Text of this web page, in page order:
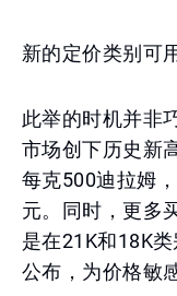
新的定价类别可
此举的时机并非
市场创下历史新
每克500迪拉姆
元。同时，更多
是在21K和18K
公布，为价格敏